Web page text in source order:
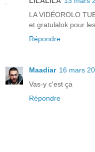
LA VIDÉOROLO
et gratulalok pour
Répondre
Maadiar 16 mars
Vas-y c'est ça
Répondre